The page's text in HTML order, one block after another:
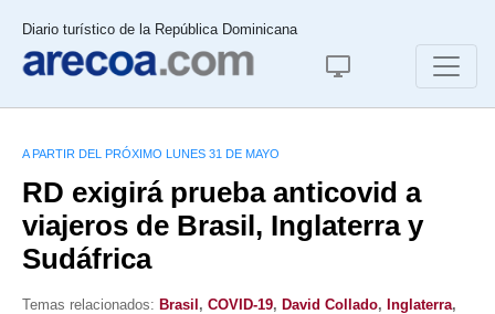
Diario turístico de la República Dominicana
A PARTIR DEL PRÓXIMO LUNES 31 DE MAYO
RD exigirá prueba anticovid a
viajeros de Brasil, Inglaterra y
Sudáfrica
Temas relacionados: Brasil , COVID-19, David Collado, Inglaterra,